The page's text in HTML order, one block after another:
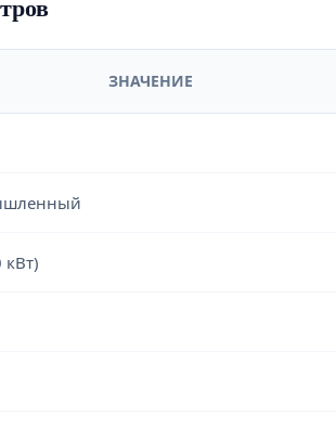
ЗНАЧЕНИЕ
кВт)